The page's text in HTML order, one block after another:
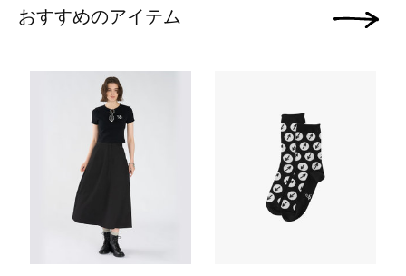
おすすめのアイテム 次の画像